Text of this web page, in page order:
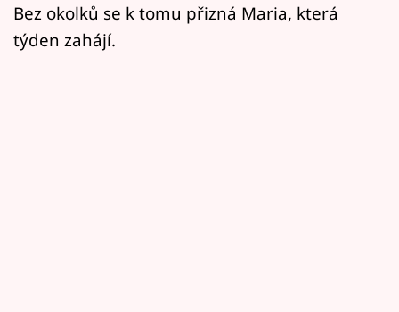
Přihlášení
Bez okolků se k tomu přizná Maria, která
týden zahájí.